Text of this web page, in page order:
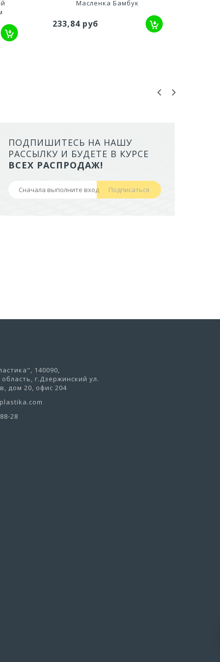
Масленка Бамбук
233,84 руб
ЛОТОК ALTA ДЛЯ КОШЕК
БОРТАМИ И СЕТКОЙ НА
НОЖКАХ)
ПОДПИШИТЕСЬ НА НАШУ
РАССЫЛКУ И БУДЕТЕ В КУРСЕ
ВСЕХ РАСПРОДАЖ!
Подписаться
140090,
г.Дзержинский ул.
дом 20, офис 204
28